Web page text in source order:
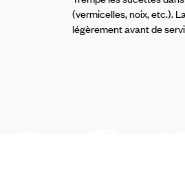
(vermicelles, noix, etc.).
légèrement avant de